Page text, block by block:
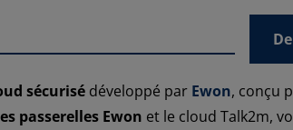
sécurisé développé par Ewon, conçu
passerelles Ewon et le cloud Talk2m,